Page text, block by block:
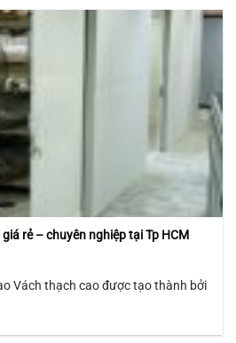
rẻ – chuyên nghiệp tại Tp HCM
Vách thạch cao được tạo thành bởi